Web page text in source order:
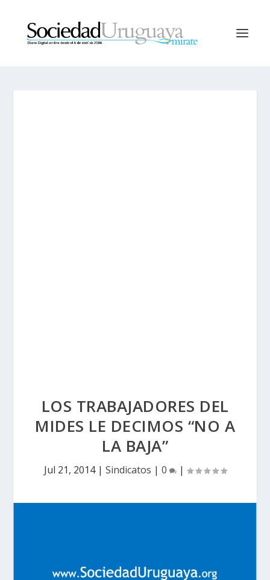
LOS TRABAJADORES DEL
MIDES LE DECIMOS “NO A
LA BAJA”
Jul 21, 2014| Sindicatos | 0 |